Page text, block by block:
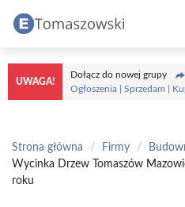
treści
UWAGA!
Dołącz do nowej grupy
Ogłoszenia | Sprzedam |
Strona główna / Firmy /
Wycinka Drzew Tomaszów
roku